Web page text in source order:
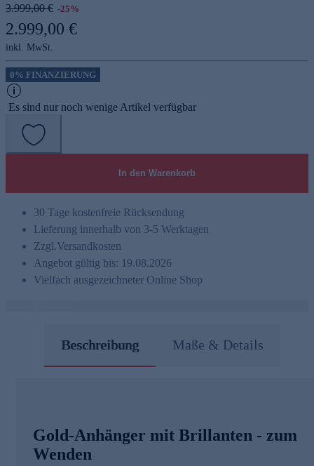
3.999,00 € -25%
2.999,00 €
inkl. MwSt.
0% FINANZIERUNG
Es sind nur noch wenige Artikel verfügbar
In den Warenkorb
30 Tage kostenfreie Rücksendung
Lieferung innerhalb von 3-5 Werktagen
Zzgl.Versandkosten
Angebot gültig bis: 19.08.2026
Vielfach ausgezeichneter Online Shop
Beschreibung Maße & Details
Gold-Anhänger mit Brillanten - zum
Wenden